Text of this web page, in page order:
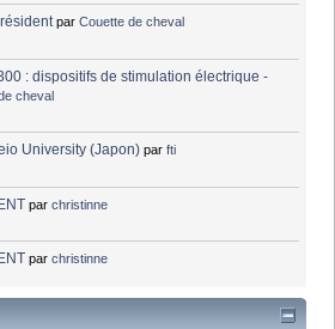
parCouette de cheval
: dispositifs de stimulation électrique -
cheval
University (Japon) parfti
parchristinne
parchristinne